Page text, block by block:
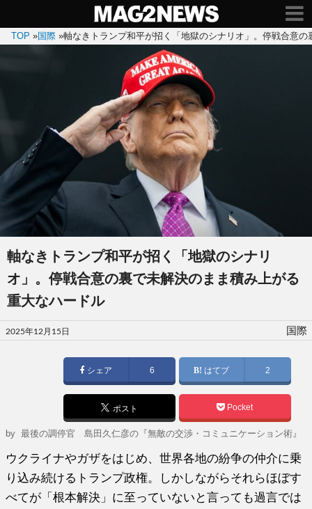
TOP »国際 »軸なきトランプ和平が招く「地獄のシナリオ」。停戦合意
軸なきトランプ和平が招く「地獄のシナリ
オ」。停戦合意の裏で未解決のまま積み上がる
重大なハードル
投
稿
2025年12月15日 国際
シェア 6 はてブ 2
ポスト Pocket
by最後の調停官 島田久仁彦の『無敵の交渉・コミュニケーション術』
ウクライナやガザをはじめ、世界各地の紛争の仲介に乗
り込み続けるトランプ政権。しかしながらそれらほぼす
べてが「根本解決」に至っていないと言っても過言では